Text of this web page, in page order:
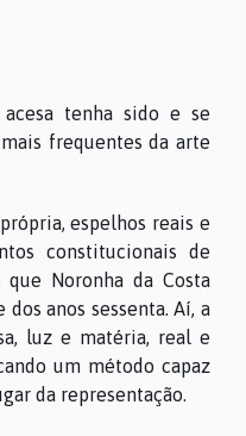
tenha sido e se
frequentes da arte
espelhos reais e
constitucionais de
Noronha da Costa
anos sessenta. Aí, a
luz e matéria, real e
um método capaz
da representação.